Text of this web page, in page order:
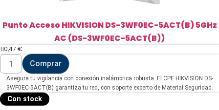
Punto Acceso HIKVISION DS-3WF0EC-5ACT(B) 5GHz
AC (DS-3WF0EC-5ACT(B))
110,47 €
Punto
Acceso
HIKVISION
DS-
3WF0EC-
5ACT(B)
5GHz
Comprar
Asegura tu vigilancia con conexión inalámbrica robusta. El CPE HIKVISION DS-
3WF0EC-5ACT(B) garantiza tu red, con soporte experto de Material Seguridad.
Con stock